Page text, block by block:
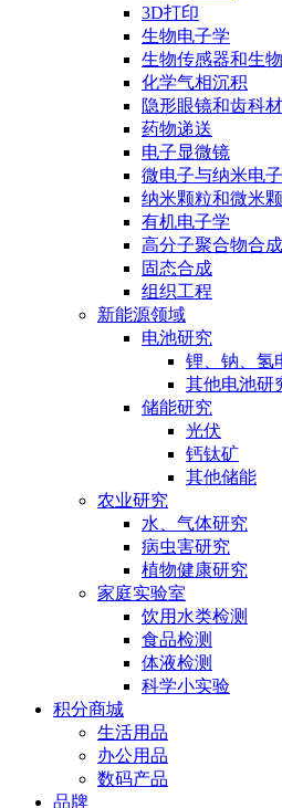
3D打印
生物电子学
生物传感器和生
化学气相沉积
隐形眼镜和齿科
药物递送
电子显微镜
微电子与纳米电子
纳米颗粒和微米
有机电子学
高分子聚合物合成
固态合成
组织工程
新能源领域
电池研究
锂、钠、氢
其他电池研
储能研究
光伏
钙钛矿
其他储能
农业研究
水、气体研究
病虫害研究
植物健康研究
家庭实验室
饮用水类检测
食品检测
体液检测
科学小实验
积分商城
生活用品
办公用品
数码产品
品牌